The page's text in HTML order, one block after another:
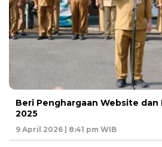
Beri Penghargaan Website
2025
9 April 2026 | 8:41 pm WIB